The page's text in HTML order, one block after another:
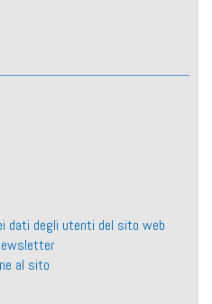
dati degli utenti del sito web
al sito